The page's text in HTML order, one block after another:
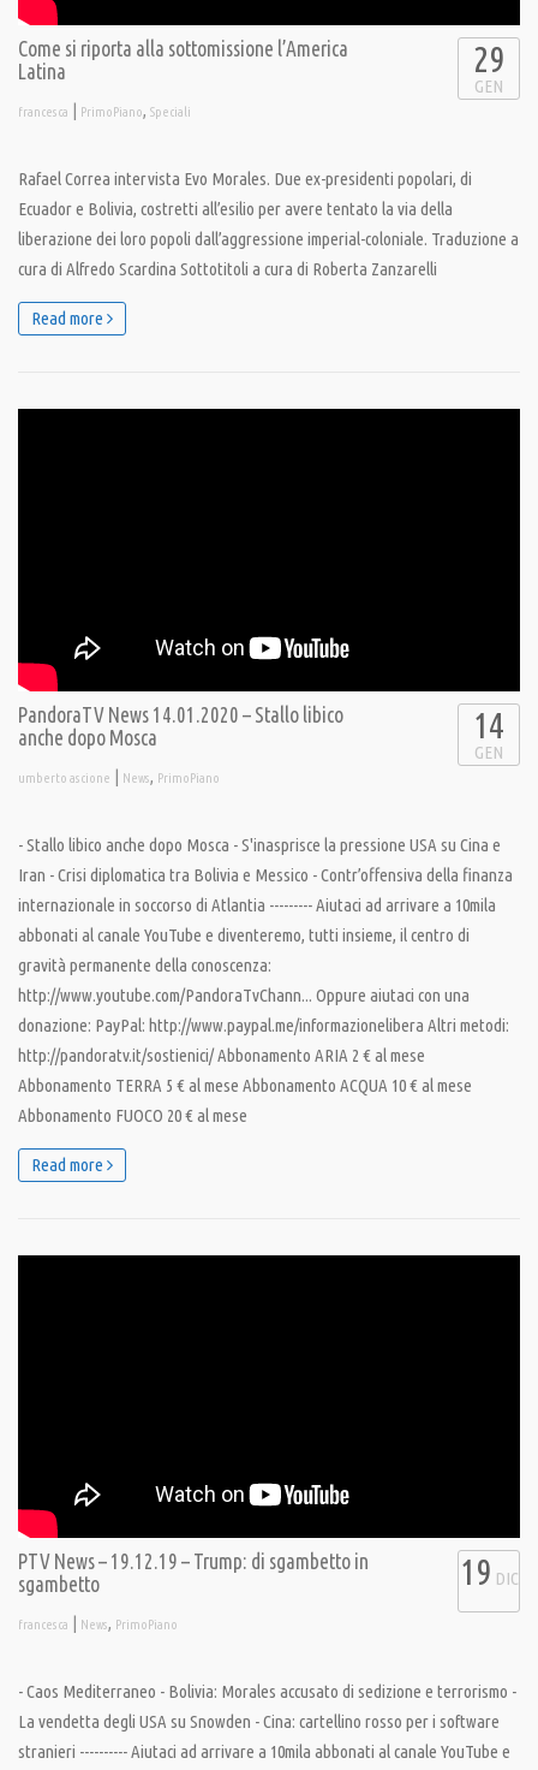
Come si riporta alla sottomissione l’America
Latina
francesca | PrimoPiano, Speciali
29
GEN
Rafael Correa intervista Evo Morales. Due ex-presidenti popolari, di
Ecuador e Bolivia, costretti all’esilio per avere tentato la via della
liberazione dei loro popoli dall’aggressione imperial-coloniale. Traduzione a
cura di Alfredo Scardina Sottotitoli a cura di Roberta Zanzarelli
Read more
PandoraTV News 14.01.2020 – Stallo libico
anche dopo Mosca
umberto ascione | News, PrimoPiano
14
GEN
- Stallo libico anche dopo Mosca - S'inasprisce la pressione USA su Cina e
Iran - Crisi diplomatica tra Bolivia e Messico - Contr’offensiva della finanza
internazionale in soccorso di Atlantia --------- Aiutaci ad arrivare a 10mila
abbonati al canale YouTube e diventeremo, tutti insieme, il centro di
gravità permanente della conoscenza:
http://www.youtube.com/PandoraTvChann... Oppure aiutaci con una
donazione: PayPal: http://www.paypal.me/informazionelibera Altri metodi:
http://pandoratv.it/sostienici/ Abbonamento ARIA 2 € al mese
Abbonamento TERRA 5 € al mese Abbonamento ACQUA 10 € al mese
Abbonamento FUOCO 20 € al mese
Read more
PTV News – 19.12.19 – Trump: di sgambetto in
sgambetto
francesca | News, PrimoPiano
19 DIC
- Caos Mediterraneo - Bolivia: Morales accusato di sedizione e terrorismo -
La vendetta degli USA su Snowden - Cina: cartellino rosso per i software
stranieri ---------- Aiutaci ad arrivare a 10mila abbonati al canale YouTube e